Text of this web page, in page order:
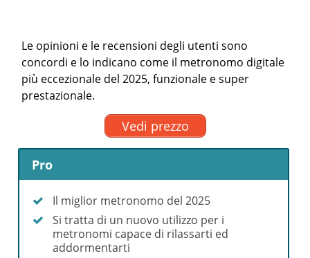
Le opinioni e le recensioni degli utenti sono
concordi e lo indicano come il metronomo digitale
più eccezionale del 2025, funzionale e super
prestazionale.
Vedi prezzo
Pro
Il miglior metronomo del 2025
Si tratta di un nuovo utilizzo per i
metronomi capace di rilassarti ed
addormentarti